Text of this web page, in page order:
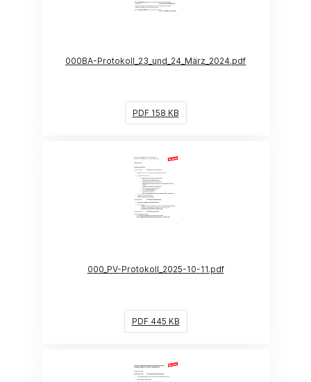
000BA-Protokoll_23_und_24_März_2024.pdf
PDF 158 KB
000_PV-Protokoll_2025-10-11.pdf
(Link öffnet ein neues Fenster)
PDF 445 KB
(Link öffnet ein neues Fenster)